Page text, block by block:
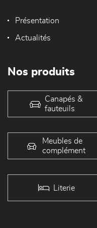
Présentation
Actualités
Nos produits
Canapés &
fauteuils
Meubles de
complément
Literie